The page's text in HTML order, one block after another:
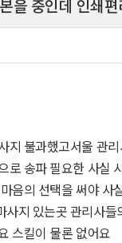
을 중인데 인쇄
지 불과했고서울 관
로 송파 필요한 사실
음의 선택을 써야
지 있는곳 관리사
스킬이 물론 없어요